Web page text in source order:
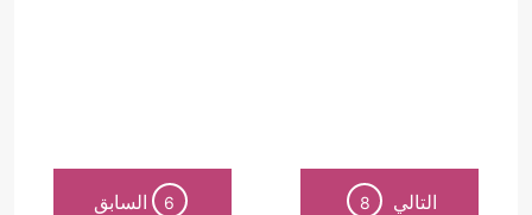
التالي 8
6 السابق